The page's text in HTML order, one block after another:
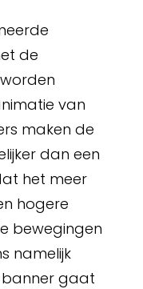
de
van
maken de
dan een
het meer
hogere
bewegingen
namelijk
gaat